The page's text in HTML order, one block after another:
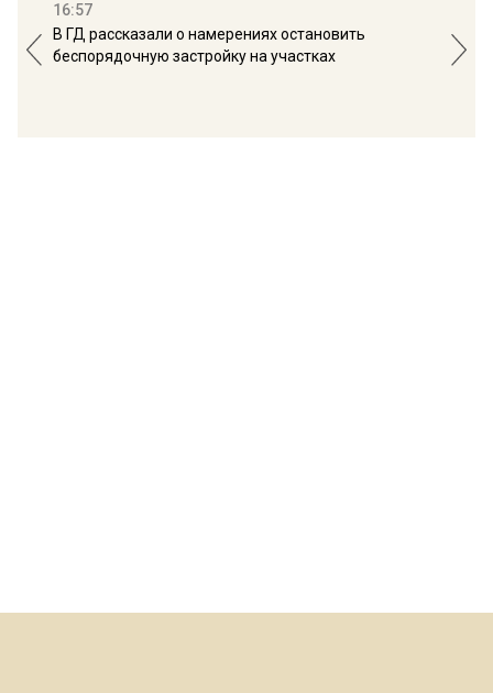
16:57
В ГД рассказали о намерениях остановить
беспорядочную застройку на участках